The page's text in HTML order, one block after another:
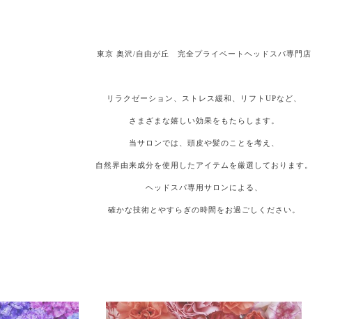
東京 奥沢/自由が丘 完全プライベートヘッドスパ専門店
リラクゼーション、ストレス緩和、リフトUPなど、
さまざまな嬉しい効果をもたらします。
当サロンでは、頭皮や髪のことを考え、
自然界由来成分を使用したアイテムを厳選しております。
ヘッドスパ専用サロンによる、
確かな技術とやすらぎの時間をお過ごしください。